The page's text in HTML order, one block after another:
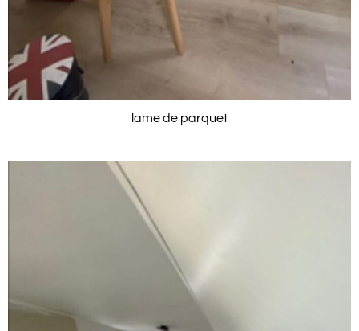
lame de parquet